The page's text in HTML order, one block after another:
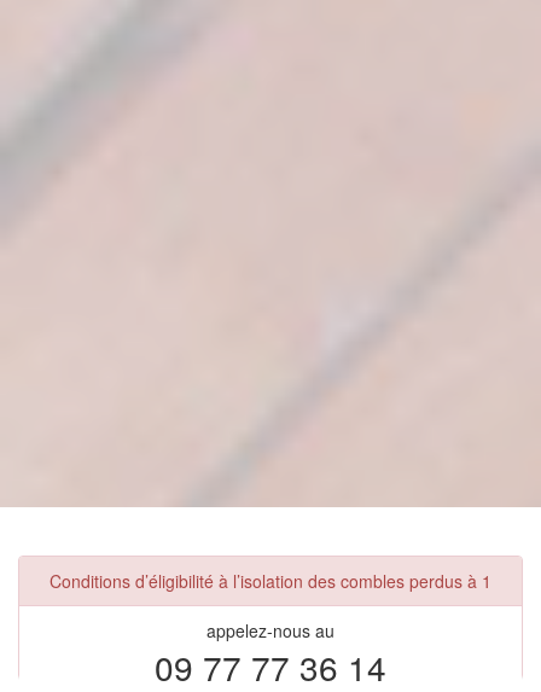
Conditions d’éligibilité à l’isolation des combles perdus à 1
appelez-nous au
09 77 77 36 14